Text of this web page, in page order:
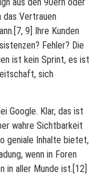
das Vertrauen
9] Ihre Kunden
Fehler? Die
ist kein Sprint, es ist
sich
Google. Klar, das ist
wahre Sichtbarkeit
geniale Inhalte bietet,
wenn in Foren
in aller Munde ist.[12]